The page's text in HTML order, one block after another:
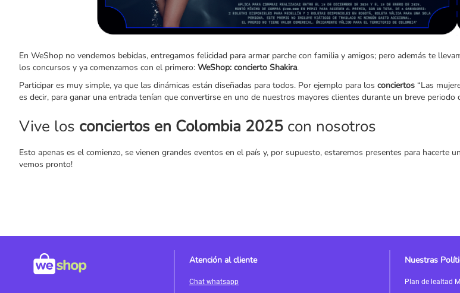
En WeShop no vendemos bebidas, entregamos felicidad para armar parche con familia y amigos; pero además te
los concursos y ya comenzamos con el primero: WeShop: concierto Shakira.
Participar es muy simple, ya que las dinámicas están diseñadas para todos. Por ejemplo para los conciertos “Las
es decir, para ganar una entrada tenían que convertirse en uno de nuestros mayores clientes durante un breve periodo
Vive los conciertos en Colombia 2025 con nosotros
Esto apenas es el comienzo, se vienen grandes eventos en el país y, por supuesto, estaremos presentes para hacerte
vemos pronto!
Atención al cliente
Chat whatsapp
Nuestras
Plan de lealtad